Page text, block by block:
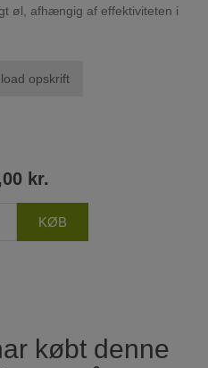
øl, afhængig af effektiviteten i
opskrift
kr.
købt denne